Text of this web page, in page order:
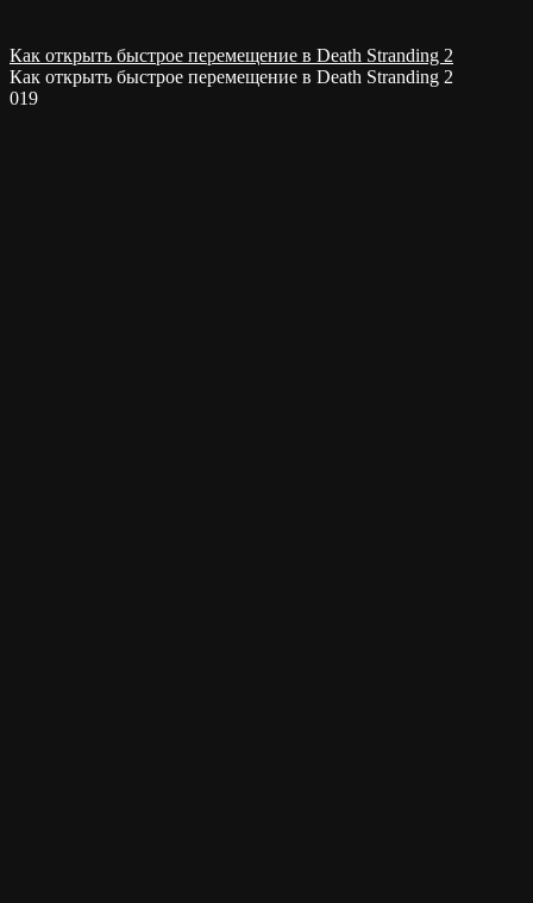
Как открыть быстрое перемещение в Death Stranding 2
Как открыть быстрое перемещение в Death Stranding 2
019